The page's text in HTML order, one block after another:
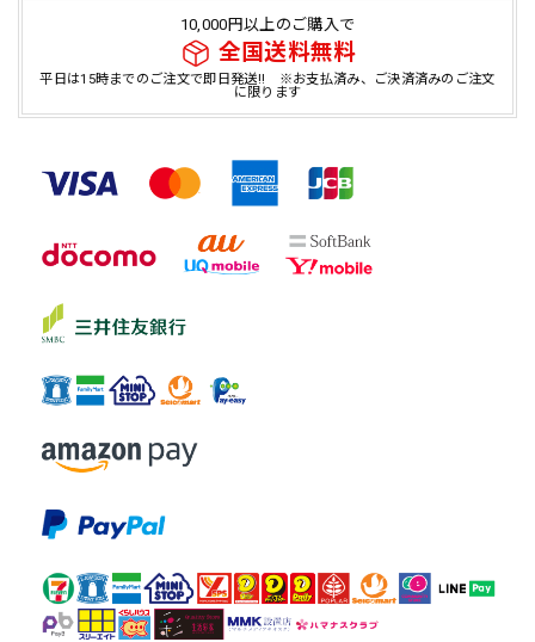
10,000円以上のご購入で
全国送料無料
平日は15時までのご注文で即日発送!! ※お支払済み、ご決済済みのご注文
に限ります